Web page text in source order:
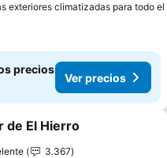
exteriores climatizadas para todo el
precios
Ver precios
a favoritos
de El Hierro
3.367